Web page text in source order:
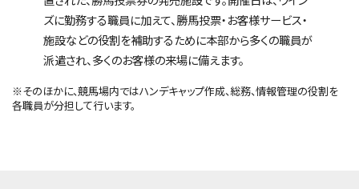
ズに勤務する職員に加えて、勝馬投票・お客様サービス・
施設などの役割を補助するために本部から多くの職員が
派遣され、多くのお客様の来場に備えます。
※そのほかに、競馬場内ではハンデキャップ作成、総務、情報管理の役割を
各職員が分担して行います。